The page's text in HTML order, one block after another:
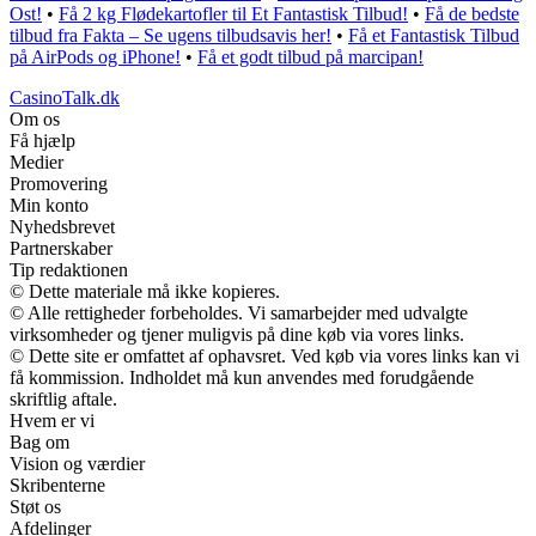
Ost! • Få 2 kg Flødekartofler til Et Fantastisk Tilbud! • Få de bedste
tilbud fra Fakta – Se ugens tilbudsavis her! • Få et Fantastisk Tilbud
på AirPods og iPhone! • Få et godt tilbud på marcipan!
CasinoTalk.dk
Om os
Få hjælp
Medier
Promovering
Min konto
Nyhedsbrevet
Partnerskaber
Tip redaktionen
© Dette materiale må ikke kopieres.
© Alle rettigheder forbeholdes. Vi samarbejder med udvalgte
virksomheder og tjener muligvis på dine køb via vores links.
© Dette site er omfattet af ophavsret. Ved køb via vores links kan vi
få kommission. Indholdet må kun anvendes med forudgående
skriftlig aftale.
Hvem er vi
Bag om
Vision og værdier
Skribenterne
Støt os
Afdelinger